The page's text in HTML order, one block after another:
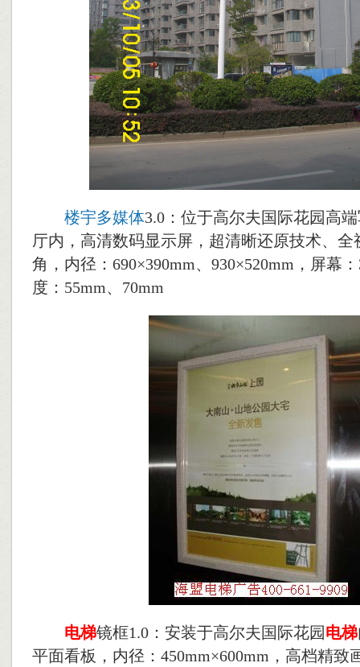
楼宇多媒体3.0：位于高尔夫国际花园高
厅内，高清数码显示屏，超清晰还原技术、全
角，内径：690×390mm、930×520mm，屏幕
度：55mm、70mm
电梯镜框1.0：安装于高尔夫国际花园电梯
平面看板，内径：450mm×600mm，高档精致